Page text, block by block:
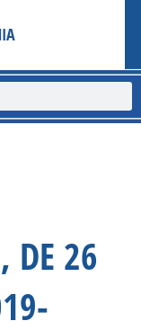
DE 26